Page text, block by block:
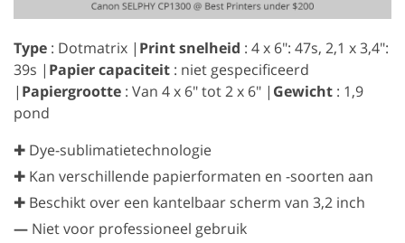
Type : Dotmatrix | Print snelheid : 4 x 6": 47s, 2,1 x 3,4":
39s | Papier capaciteit : niet gespecificeerd
| Papiergrootte : Van 4 x 6" tot 2 x 6" | Gewicht : 1,9
pond
✚ Dye-sublimatietechnologie
✚ Kan verschillende papierformaten en -soorten aan
✚ Beschikt over een kantelbaar scherm van 3,2 inch
— Niet voor professioneel gebruik